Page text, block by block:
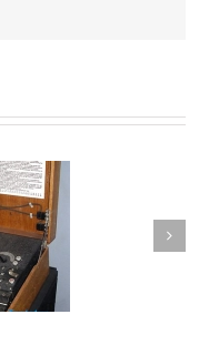
Dünkirchen / Dunkirk (Film)